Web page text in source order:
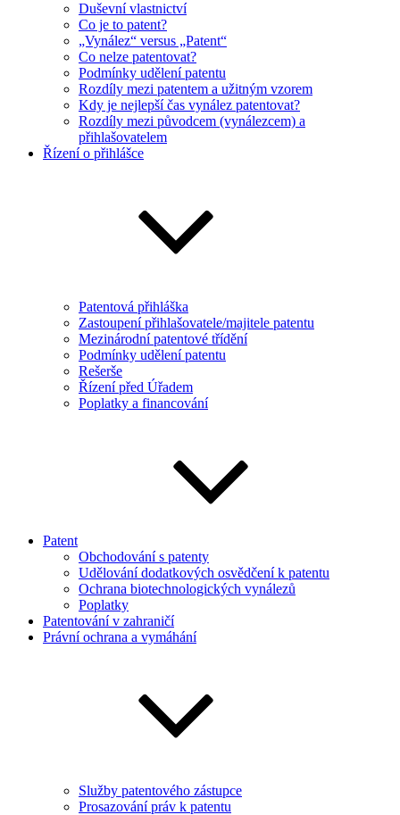
Duševní vlastnictví
Co je to patent?
„Vynález“ versus „Patent“
Co nelze patentovat?
Podmínky udělení patentu
Rozdíly mezi patentem a užitným vzorem
Kdy je nejlepší čas vynález patentovat?
Rozdíly mezi původcem (vynálezcem) a
přihlašovatelem
Řízení o přihlášce
Patentová přihláška
Zastoupení přihlašovatele/majitele patentu
Mezinárodní patentové třídění
Podmínky udělení patentu
Rešerše
Řízení před Úřadem
Poplatky a financování
Patent
Obchodování s patenty
Udělování dodatkových osvědčení k patentu
Ochrana biotechnologických vynálezů
Poplatky
Patentování v zahraničí
Právní ochrana a vymáhání
Služby patentového zástupce
Prosazování práv k patentu